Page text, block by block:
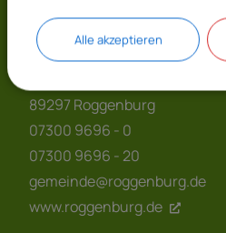
Gemeinde Roggenburg
89297 Roggenburg
07300 9696 - 0
07300 9696 - 20
gemeinde@roggenburg.de
www.roggenburg.de
Alle akzeptieren